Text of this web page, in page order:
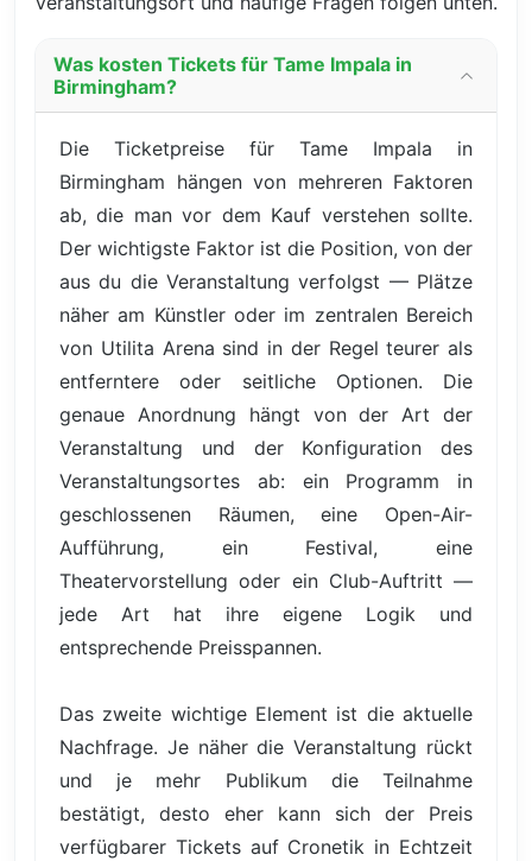
Was kosten Tickets für Tame Impala in
Birmingham?
Die Ticketpreise für Tame Impala in
Birmingham hängen von mehreren Faktoren
ab, die man vor dem Kauf verstehen sollte.
Der wichtigste Faktor ist die Position, von der
aus du die Veranstaltung verfolgst — Plätze
näher am Künstler oder im zentralen Bereich
von Utilita Arena sind in der Regel teurer als
entferntere oder seitliche Optionen. Die
genaue Anordnung hängt von der Art der
Veranstaltung und der Konfiguration des
Veranstaltungsortes ab: ein Programm in
geschlossenen Räumen, eine Open-Air-
Aufführung, ein Festival, eine
Theatervorstellung oder ein Club-Auftritt —
jede Art hat ihre eigene Logik und
entsprechende Preisspannen.
Das zweite wichtige Element ist die aktuelle
Nachfrage. Je näher die Veranstaltung rückt
und je mehr Publikum die Teilnahme
bestätigt, desto eher kann sich der Preis
verfügbarer Tickets auf Cronetik in Echtzeit